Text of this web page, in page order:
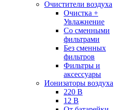
Очистители воздуха
Очистка +
Увлажнение
Cо сменными
фильтрами
Без сменных
фильтров
Фильтры и
аксессуары
Ионизаторы воздуха
220 В
12 В